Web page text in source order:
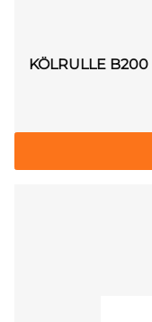
KÖLRULLE B200